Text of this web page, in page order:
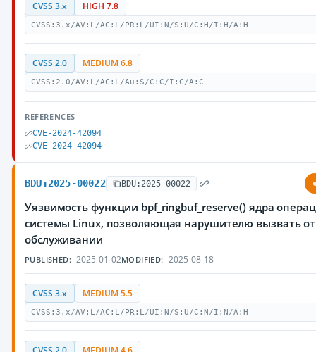
CVSS 3.x HIGH 7.8
CVSS:3.x/AV:L/AC:L/PR:L/UI:N/S:U/C:H/I:H/A:H
CVSS 2.0 MEDIUM 6.8
CVSS:2.0/AV:L/AC:L/Au:S/C:C/I:C/A:C
REFERENCES
CVE-2024-42094
CVE-2024-42094
BDU:2025-00022 BDU:2025-00022
Уязвимость функции bpf_ringbuf_reserve() ядра
системы Linux, позволяющая нарушителю вызвать
обслуживании
PUBLISHED: 2025-01-02MODIFIED: 2025-08-18
CVSS 3.x MEDIUM 5.5
CVSS:3.x/AV:L/AC:L/PR:L/UI:N/S:U/C:N/I:N/A:H